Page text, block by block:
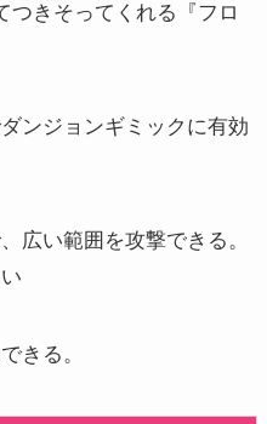
つきそってくれる『フロ
ンジョンギミックに有効
広い範囲を攻撃できる。
きる。